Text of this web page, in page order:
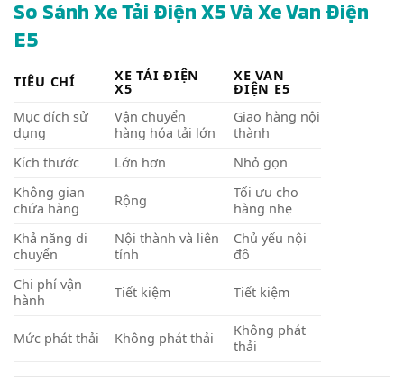
So Sánh Xe Tải Điện X5 Và Xe Van Điện
E5
TIÊU CHÍ XE TẢI ĐIỆN
X5
XE VAN
ĐIỆN E5
Mục đích sử
dụng
Vận chuyển
hàng hóa tải lớn
Giao hàng nội
thành
Kích thước
Lớn hơn
Nhỏ gọn
Không gian
chứa hàng
Rộng
Tối ưu cho
hàng nhẹ
Khả năng di
chuyển
Nội thành và liên
tỉnh
Chủ yếu nội
đô
Chi phí vận
hành
Tiết kiệm Tiết kiệm
Mức phát thải Không phát thải
Không phát
thải